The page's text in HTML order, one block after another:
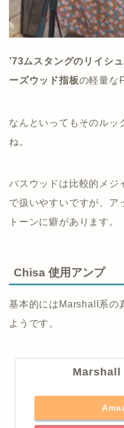
’73ムスタングのリイシ
ーズウッド指板の軽量な
なんといってもそのルッ
ね。
バスウッドは比較的メジ
で扱いやすいですが、ア
トーンに癖があります。
Chisa 使用アンプ
基本的にはMarshall系の
ようです。